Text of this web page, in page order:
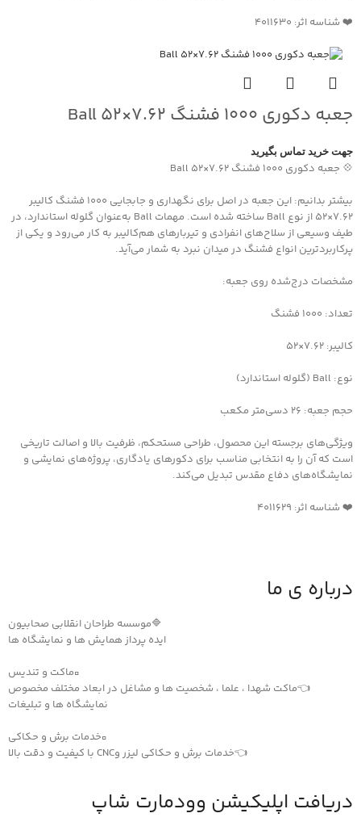
❤️ شناسه اثر: 4011630
جعبه دکوری ۱۰۰۰ فشنگ ۷.۶۲×۵۲ Ball
جهت خرید تماس بگیرید
💠 جعبه دکوری ۱۰۰۰ فشنگ ۷.۶۲×۵۲ Ball
بیشتر بدانیم: این جعبه در اصل برای نگهداری و جابجایی ۱۰۰۰ فشنگ کالیبر
۷.۶۲×۵۲ از نوع Ball ساخته شده است. مهمات Ball به‌عنوان گلوله استاندارد، در
طیف وسیعی از سلاح‌های انفرادی و تیربارهای هم‌کالیبر به کار می‌رود و یکی از
پرکاربردترین انواع فشنگ در میدان نبرد به شمار می‌آید.
مشخصات درج‌شده روی جعبه:
تعداد: ۱۰۰۰ فشنگ
کالیبر: ۷.۶۲×۵۲
نوع: Ball (گلوله استاندارد)
حجم جعبه: ۲۶ دسی‌متر مکعب
ویژگی‌های برجسته این محصول، طراحی مستحکم، ظرفیت بالا و اصالت تاریخی
است که آن را به انتخابی مناسب برای دکورهای یادگاری، پروژه‌های نمایشی و
نمایشگاه‌های دفاع مقدس تبدیل می‌کند.
❤️ شناسه اثر: 4011629
درباره ی ما
🔷موسسه طراحان انقلابی صحابیون
ایده پرداز همایش ها و نمایشگاه ها
▫️ماکت و تندیس
👈ماکت شهدا ، علما ، شخصیت ها و مشاغل در ابعاد مختلف مخصوص
نمایشگاه ها و تبلیغات
▫️خدمات برش و حکاکی
👈خدمات برش و حکاکی لیزر وCNC با کیفیت و دقت بالا
دریافت اپلیکیشن وودمارت شاپ